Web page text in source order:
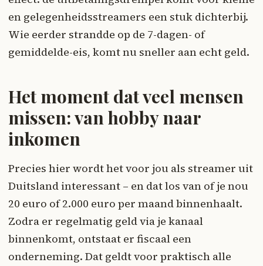
en gelegenheidsstreamers een stuk dichterbij.
Wie eerder strandde op de 7-dagen- of
gemiddelde-eis, komt nu sneller aan echt geld.
Het moment dat veel mensen
missen: van hobby naar
inkomen
Precies hier wordt het voor jou als streamer uit
Duitsland interessant – en dat los van of je nou
20 euro of 2.000 euro per maand binnenhaalt.
Zodra er regelmatig geld via je kanaal
binnenkomt, ontstaat er fiscaal een
onderneming. Dat geldt voor praktisch alle